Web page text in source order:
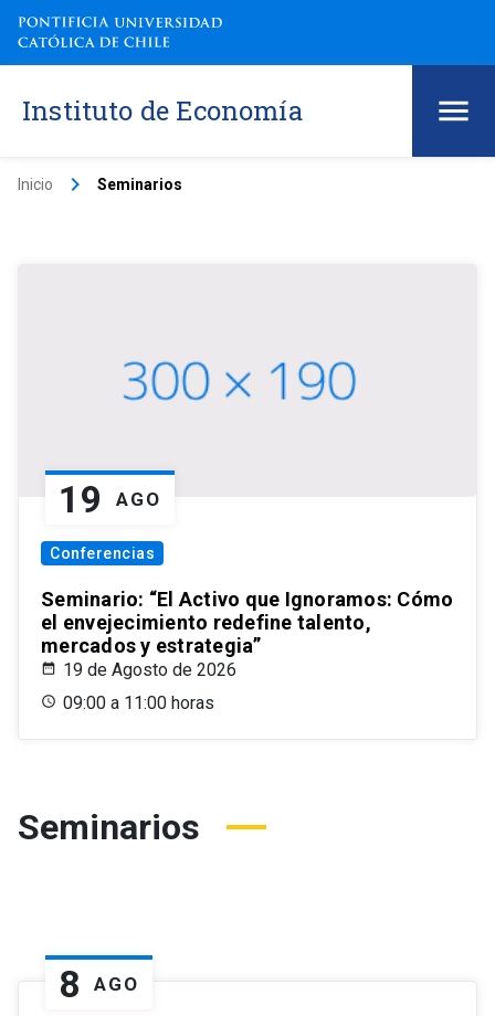
Instituto de Economía
Inicio keyboard_arrow_right Seminarios
19 AGO
Conferencias
Seminario: “El Activo que Ignoramos: Cómo
el envejecimiento redefine talento,
mercados y estrategia”
19 de Agosto de 2026
09:00 a 11:00 horas
Seminarios
8 AGO